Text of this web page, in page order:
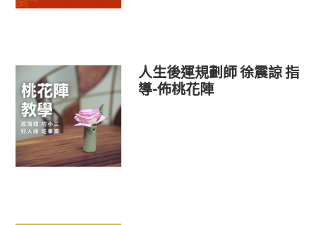
人生後運規劃師 徐震諒 指
導-佈桃花陣